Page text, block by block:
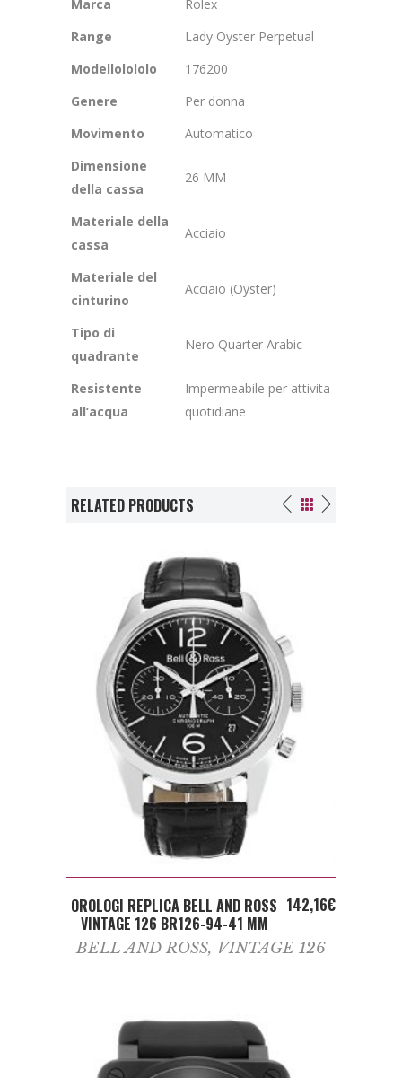
Marca
Rolex
Range
Lady Oyster Perpetual
Modellolololo
176200
Genere
Per donna
Movimento
Automatico
Dimensione
della cassa
26 MM
Materiale della
cassa
Acciaio
Materiale del
cinturino
Acciaio (Oyster)
Tipo di
quadrante
Nero Quarter Arabic
Resistente
all’acqua
Impermeabile per attivita
quotidiane
RELATED PRODUCTS
ADD TO CART
OROLOGI REPLICA BELL AND ROSS
VINTAGE 126 BR126-94-41 MM
142,16€
BELL AND ROSS, VINTAGE 126